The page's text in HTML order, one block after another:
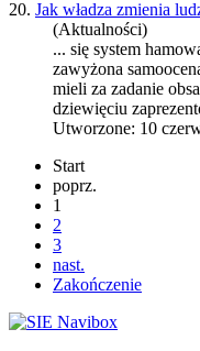
20. Jak władza zmienia
(Aktualności)
... się system
zawyżona
mieli za zadanie
dziewięciu
Utworzone: 10
Start
poprz.
1
2
3
nast.
Zakończenie